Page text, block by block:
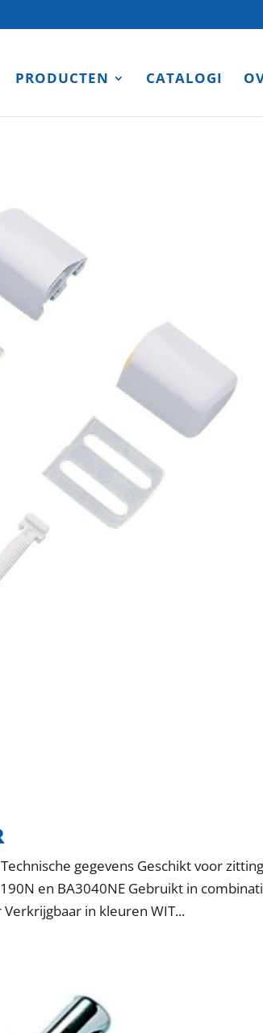
PRODUCTEN CATALOGI
gegevens Geschikt voor
en BA3040NE Gebruikt in
in kleuren WIT...